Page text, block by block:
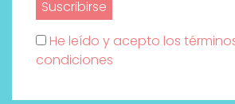
He leído y acepto los
condiciones